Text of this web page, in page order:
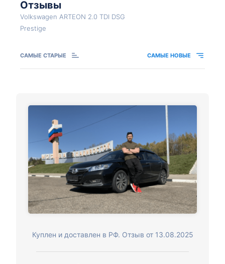
Отзывы
Volkswagen ARTEON 2.0 TDI DSG
Prestige
САМЫЕ СТАРЫЕ САМЫЕ НОВЫЕ
Куплен и доставлен в РФ. Отзыв от 13.08.2025